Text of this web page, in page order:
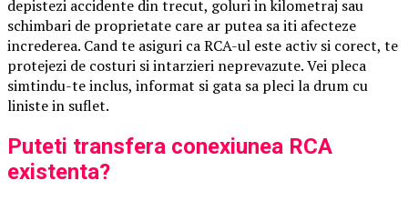
depistezi accidente din trecut, goluri in kilometraj sau
schimbari de proprietate care ar putea sa iti afecteze
increderea. Cand te asiguri ca RCA-ul este activ si corect, te
protejezi de costuri si intarzieri neprevazute. Vei pleca
simtindu-te inclus, informat si gata sa pleci la drum cu
liniste in suflet.
Puteti transfera conexiunea RCA
existenta?